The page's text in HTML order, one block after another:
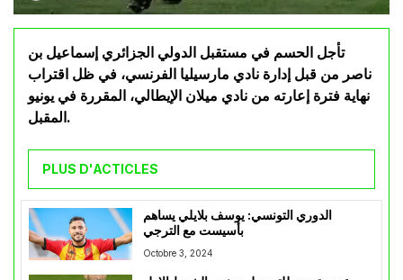
تأجل الحسم في مستقبل الدولي الجزائري إسماعيل بن
ناصر من قبل إدارة نادي مارسيليا الفرنسي، في ظل اقتراب
نهاية فترة إعارته من نادي ميلان الإيطالي، المقررة في يونيو
المقبل.
PLUS D'ACTICLES
الدوري التونسي: يوسف بلايلي يساهم
بأسيست مع الترجي
Octobre 3, 2024